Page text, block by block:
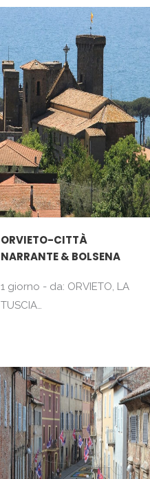
ORVIETO-CITTÀ
NARRANTE & BOLSENA
1 giorno - da: ORVIETO, LA
TUSCIA…